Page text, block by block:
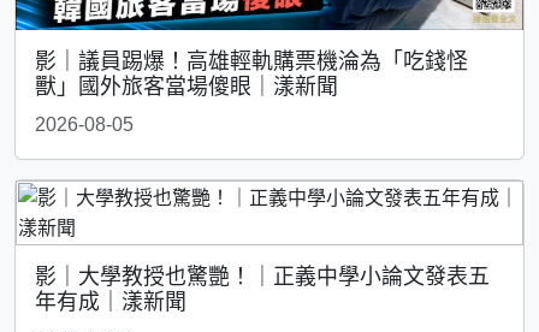
影｜議員踢爆！高雄輕軌購票機淪為「吃錢怪
獸」國外旅客當場傻眼｜漾新聞
2026-08-05
影｜大學教授也驚艷！｜正義中學小論文發表五
年有成｜漾新聞